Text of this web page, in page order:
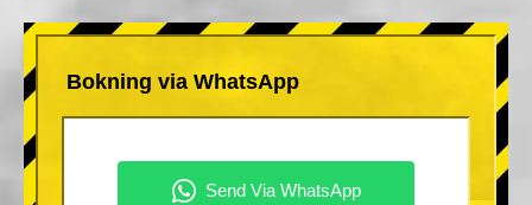
Bokning via WhatsApp